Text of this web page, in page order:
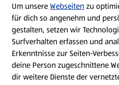
Filialen
E-Ladestationen
Nachhaltigkeit
Um unsereWebseitenzu
für dich so angenehm und
gestalten, setzen wir
Surfverhalten erfassen und
Erkenntnisse zur Seiten-
deine Person zugeschnittene
dir weitere Dienste der